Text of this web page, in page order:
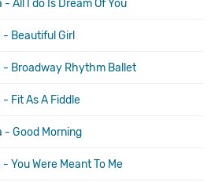
All I do Is Dream Of You
Beautiful Girl
- Broadway Rhythm Ballet
Fit As A Fiddle
- Good Morning
You Were Meant To Me